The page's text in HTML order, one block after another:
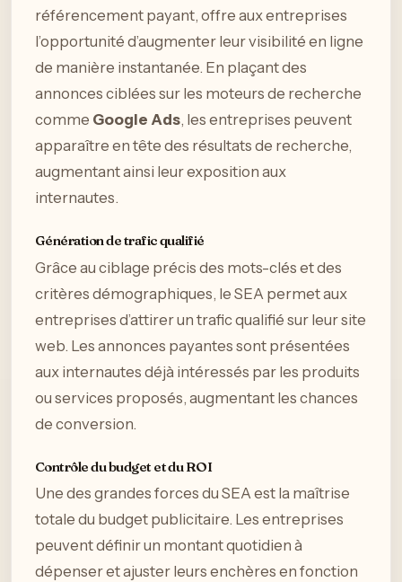
référencement payant, offre aux entreprises
l’opportunité d’augmenter leur visibilité en ligne
de manière instantanée. En plaçant des
annonces ciblées sur les moteurs de recherche
comme Google Ads, les entreprises peuvent
apparaître en tête des résultats de recherche,
augmentant ainsi leur exposition aux
internautes.
Génération de trafic qualifié
Grâce au ciblage précis des mots-clés et des
critères démographiques, le SEA permet aux
entreprises d’attirer un trafic qualifié sur leur site
web. Les annonces payantes sont présentées
aux internautes déjà intéressés par les produits
ou services proposés, augmentant les chances
de conversion.
Contrôle du budget et du ROI
Une des grandes forces du SEA est la maîtrise
totale du budget publicitaire. Les entreprises
peuvent définir un montant quotidien à
dépenser et ajuster leurs enchères en fonction